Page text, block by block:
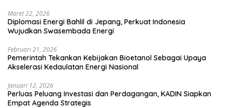
Maret 22, 2026
Diplomasi Energi Bahlil di Jepang, Perkuat Indonesia
Wujudkan Swasembada Energi
Februari 21, 2026
Pemerintah Tekankan Kebijakan Bioetanol Sebagai Upaya
Akselerasi Kedaulatan Energi Nasional
Januari 12, 2026
Perluas Peluang Investasi dan Perdagangan, KADIN Siapkan
Empat Agenda Strategis